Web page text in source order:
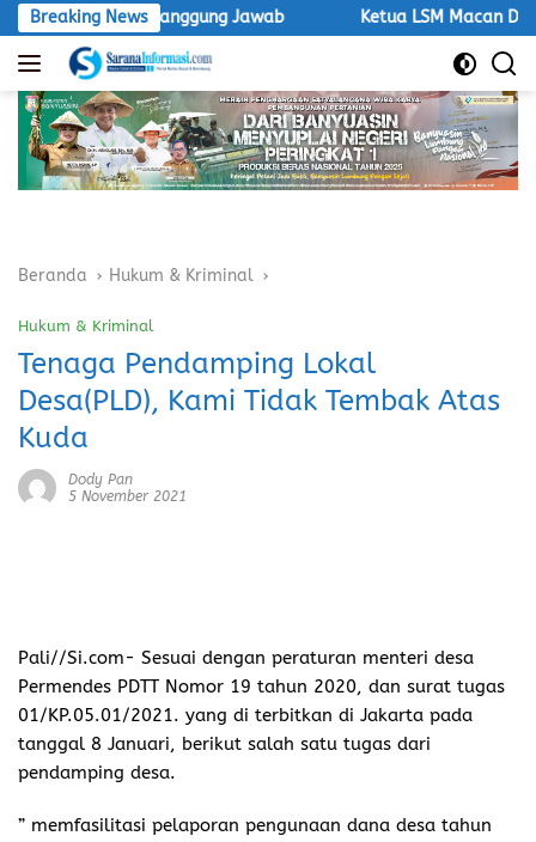
Langsung
ke
konten
Breaking News
Bertanggung Jawab Ketua LSM Macan Desak Satpol
Beranda Hukum & Kriminal
Hukum & Kriminal
Tenaga Pendamping Lokal
Desa(PLD), Kami Tidak Tembak Atas
Kuda
Dody Pan
5 November 2021
Pali//Si.com- Sesuai dengan peraturan menteri desa
Permendes PDTT Nomor 19 tahun 2020, dan surat tugas
01/KP.05.01/2021. yang di terbitkan di Jakarta pada
tanggal 8 Januari, berikut salah satu tugas dari
pendamping desa.
” memfasilitasi pelaporan pengunaan dana desa tahun